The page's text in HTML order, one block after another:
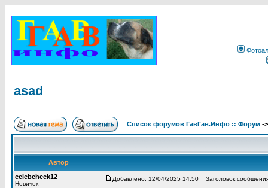
asad
Список форумов ГавГав.Инфо :: Форум -
Автор
celebcheck12
Новичок
Добавлено: 12/04/2025 14:50 Заголовок